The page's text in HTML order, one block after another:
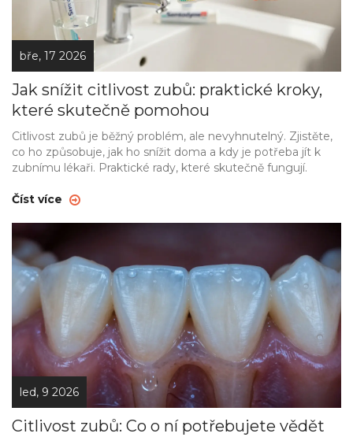
bře, 17 2026
Jak snížit citlivost zubů: praktické kroky,
které skutečně pomohou
Citlivost zubů je běžný problém, ale nevyhnutelný. Zjistěte,
co ho způsobuje, jak ho snížit doma a kdy je potřeba jít k
zubnímu lékaři. Praktické rady, které skutečně fungují.
Číst více
led, 9 2026
Citlivost zubů: Co o ní potřebujete vědět